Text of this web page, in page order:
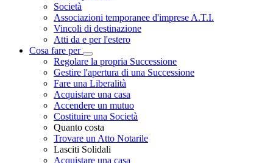
Società
Associazioni temporanee d'imprese A.T.I.
Vincoli di destinazione
Atti da e per l'estero
Cosa fare per
Toggle Dropdown
Regolare la propria Successione
Gestire l'apertura di una Successione
Fare una Liberalità
Acquistare una casa
Accendere un mutuo
Costituire una Società
Quanto costa
Trovare un Atto Notarile
Lasciti Solidali
Acquistare una casa